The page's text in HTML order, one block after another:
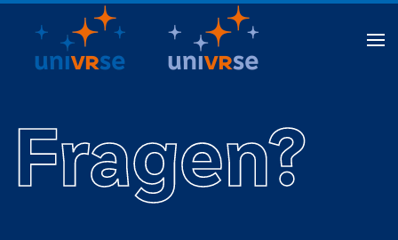
Zum Hauptinhalt springen
Fragen?